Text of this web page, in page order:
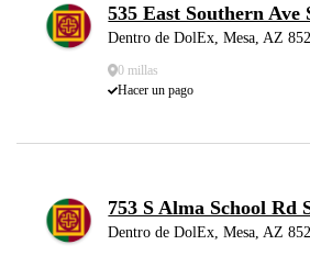
535 East Southern Ave
Dentro de DolEx, Mesa, AZ
0 millas
Hacer un pago
753 S Alma School Rd
Dentro de DolEx, Mesa, AZ